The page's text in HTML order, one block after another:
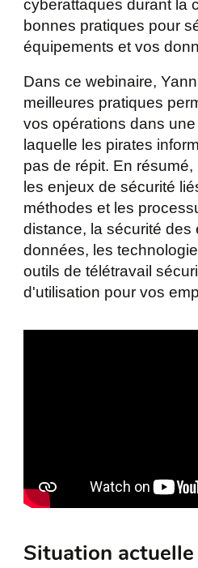
cyberattaques durant la
bonnes pratiques pour
équipements et vos
Dans ce webinaire,
meilleures pratiques
vos opérations dans
laquelle les pirates
pas de répit. En
les enjeux de sécurité
méthodes et les
distance, la sécurité des
données, les
outils de télétravail
d'utilisation pour vos
Situation actuelle